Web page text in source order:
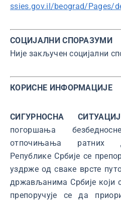
ssies.gov.il/beograd/Pages/
СОЦИЈАЛНИ СПОРАЗУМИ
Није закључен социјални
КОРИСНЕ ИНФОРМАЦИЈЕ
СИГУРНОСНА
погоршања
отпочињања ратних
Републике Србије се
уздрже од сваке врсте
држављанима Србије који
препоручује се да